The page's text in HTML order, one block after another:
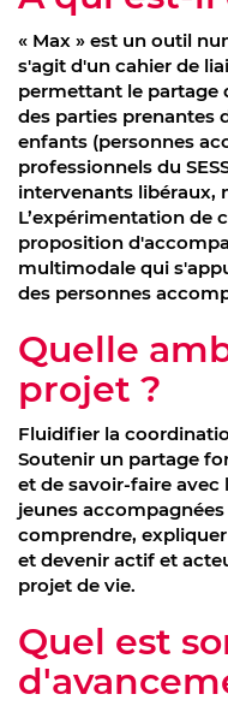
« Max » est un outil
s'agit d'un cahier de
permettant le partage
des parties prenantes
enfants (personnes
professionnels du
intervenants libéraux,
L’expérimentation de
proposition
multimodale qui
des personnes
Quelle
projet ?
Fluidifier la
Soutenir un partage
et de savoir-faire
jeunes
comprendre,
et devenir actif et
projet de vie.
Quel est